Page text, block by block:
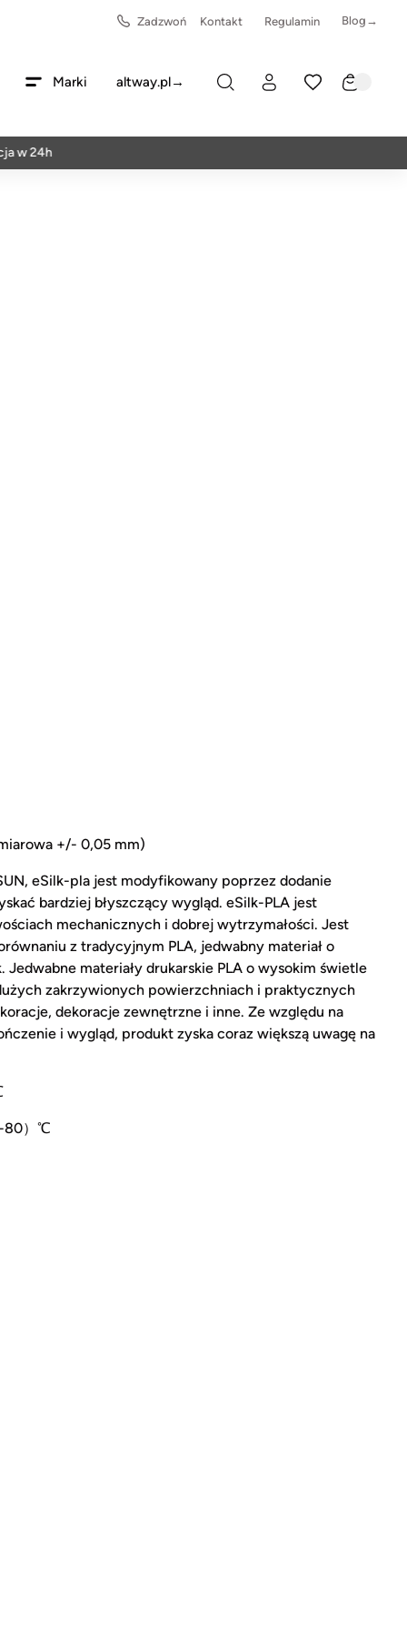
Zadzwoń Kontakt Regulamin Blog→
Marki altway.pl→
+/- 0,05 mm)
eSilk-pla jest modyfikowany poprzez dodanie
bardziej błyszczący wygląd. eSilk-PLA jest
mechanicznych i dobrej wytrzymałości. Jest
z tradycyjnym PLA, jedwabny materiał o
Jedwabne materiały drukarskie PLA o wysokim świetle
zakrzywionych powierzchniach i praktycznych
dekoracje zewnętrzne i inne. Ze względu na
i wygląd, produkt zyska coraz większą uwagę na
80）℃